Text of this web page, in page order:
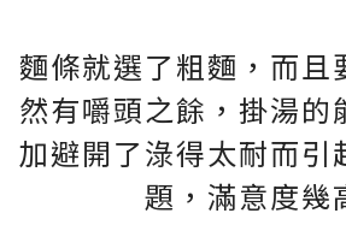
麵條就選了粗麵，而且
然有嚼頭之餘，掛湯的
加避開了淥得太耐而引
題，滿意度幾